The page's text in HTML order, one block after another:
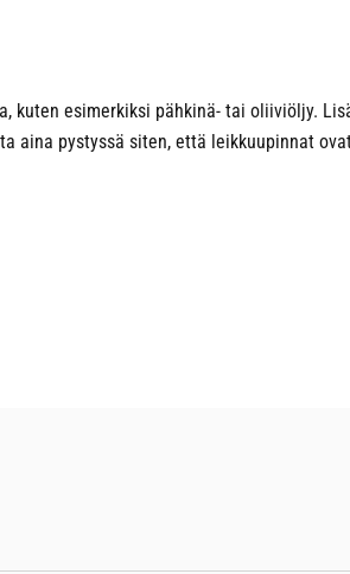
esimerkiksi pähkinä- tai oliiviöljy.
pystyssä siten, että leikkuupinnat